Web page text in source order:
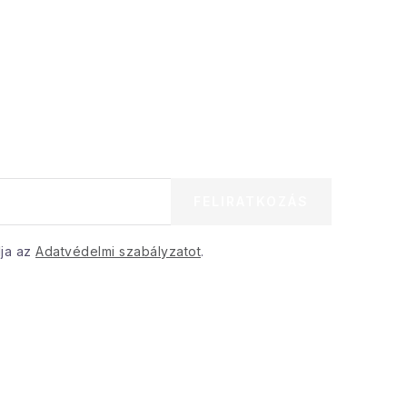
az Adatvédelmi szabályzatot.